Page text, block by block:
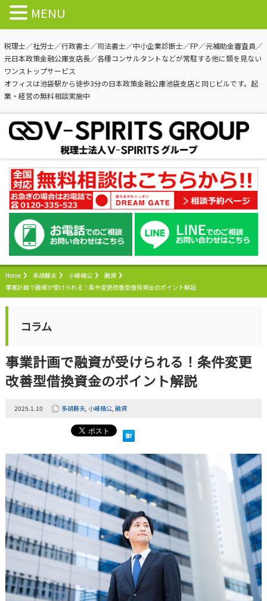
税理士／社労士／行政書士／司法書士／中小企業診断士／FP／元補助金審査員／
元日本政策金融公庫支店長／各種コンサルタントなどが常駐する他に類を見ない
ワンストップサービス
オフィスは池袋駅から徒歩3分の日本政策金融公庫池袋支店と同じビルです。起
業・経営の無料相談実施中
Home 多胡藤夫 小峰精公
融資
事業計画で融資が受けられる！条件変更改善型借換資金のポイント解説
コラム
事業計画で融資が受けられる！条件変更
改善型借換資金のポイント解説
2025.1.10 多胡藤夫, 小峰精公, 融資
MENU